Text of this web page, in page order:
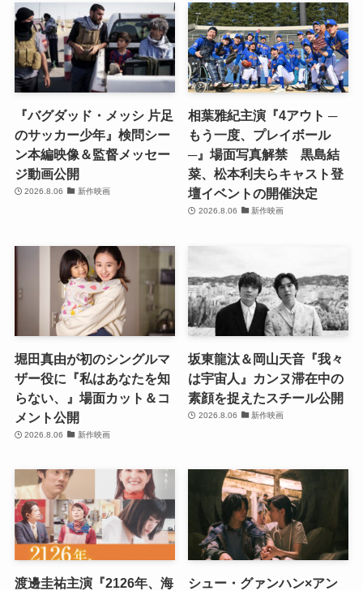
『バグダッド・メッシ 片足
のサッカー少年』検問シー
ン本編映像＆監督メッセー
ジ動画公開
2026.8.06 新作映画
相葉雅紀主演『4アウト ─
もう一度、プレイボール
─』場面写真解禁 黒島結
菜、松本利夫らキャスト登
壇イベントの開催決定
2026.8.06 新作映画
堀田真由が初のシングルマ
ザー役に『私はあなたを知
らない、』場面カット＆コ
メント公開
2026.8.06 新作映画
坂東龍汰＆岡山天音『我々
は宇宙人』カンヌ滞在中の
素顔を捉えたスチール公開
2026.8.06 新作映画
渡邊圭祐主演『2126年、海
シュー・グァンハン×アン